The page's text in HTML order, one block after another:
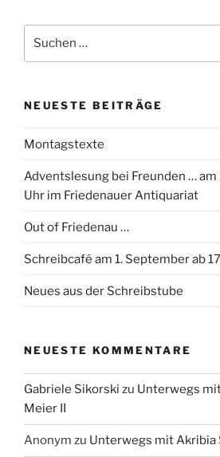
nach:
NEUESTE BEITRÄGE
Montagstexte
Adventslesung bei Freunden … am
Uhr im Friedenauer Antiquariat
Out of Friedenau …
Schreibcafé am 1. September ab
Neues aus der Schreibstube
NEUESTE KOMMENTARE
Gabriele Sikorski zu Unterwegs
Meier II
Anonym zu Unterwegs mit Akribia